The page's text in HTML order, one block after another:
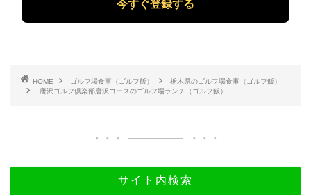
レ
HOME ゴルフ場食事（ゴルフ飯）
栃木県のゴルフ場食事（ゴルフ飯）
唐沢ゴルフ倶楽部唐沢コースのゴルフ場ランチ（ゴルフ飯）
サイト内検索